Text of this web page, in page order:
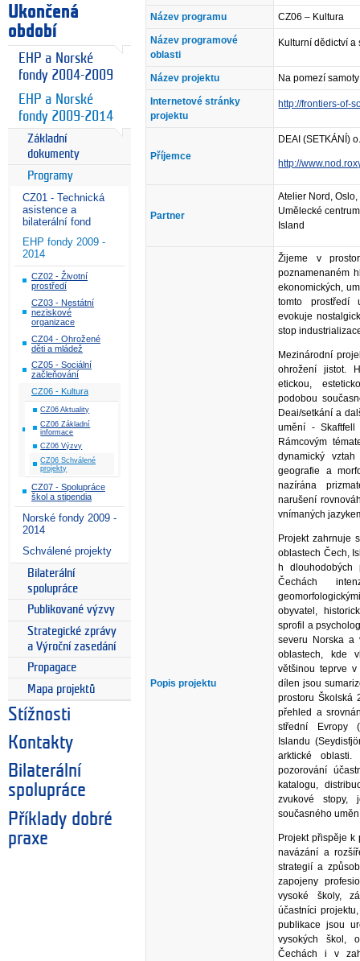
Ukončená
období
EHP a Norské
fondy 2004-2009
EHP a Norské
fondy 2009-2014
Základní
dokumenty
Programy
CZ01 - Technická
asistence a
bilaterální fond
EHP fondy 2009 -
2014
CZ02 - Životní
prostředí
CZ03 - Nestátní
neziskové
organizace
CZ04 - Ohrožené
děti a mládež
CZ05 - Sociální
začleňování
CZ06 - Kultura
CZ06 Aktuality
CZ06 Základní
informace
CZ06 Výzvy
CZ06 Schválené
projekty
CZ07 - Spolupráce
škol a stipendia
Norské fondy 2009 -
2014
Schválené projekty
Bilaterální
spolupráce
Publikované výzvy
Strategické zprávy
a Výroční zasedání
Propagace
Mapa projektů
Stížnosti
Kontakty
Bilaterální
spolupráce
Příklady dobré
praxe
Název programu CZ06 – Kultura
Název programové
oblasti
Kulturní dědictví a
Název projektu Na pomezí samoty
Internetové stránky
projektu
http://frontiers-of-
Příjemce
DEAI (SETKÁNÍ)
http://
Partner
Atelier Nord,
Umělecké
Island
Popis projektu
Žijeme v
poznamenaném
ekonomických,
tomto prostředí
evokuje
stop
Mezinárodní
ohrožení jistot.
etickou,
podobou
Deai/setkání a
umění - Skaftfell
Rámcovým
dynamický
geografie a
nazírána
narušení
vnímaných
Projekt zahrnuje
oblastech Čech,
h dlouhodobých
Čechách
obyvatel,
sprofil a
severu Norska a
oblastech, kde
většinou teprve v
dílen jsou
prostoru Školská
přehled a
střední Evropy
Islandu
arktické oblasti.
pozorování
katalogu,
zvukové
současného
Projekt přispěje k
navázání a
strategií a
zapojeny
vysoké školy,
účastníci
publikace jsou
vysokých škol,
Čechách i v